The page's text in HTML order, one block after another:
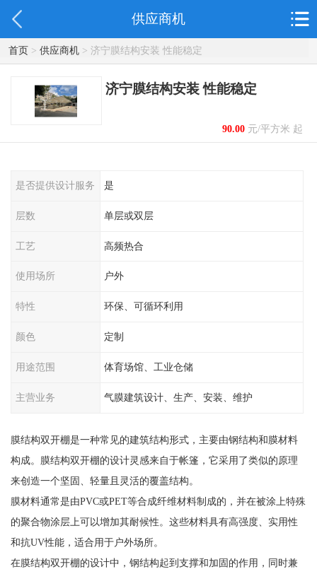
供应商机
首页> 供应商机> 济宁膜结构安装 性能稳定
济宁膜结构安装 性能稳定
90.00元/平方米 起
是否提供设计服务 是
层数 单层或双层
工艺 高频热合
使用场所 户外
特性 环保、可循环利用
颜色 定制
用途范围 体育场馆、工业仓储
主营业务 气膜建筑设计、生产、安装、维护
膜结构双开棚是一种常见的建筑结构形式，主要由钢结构和膜材料
构成。膜结构双开棚的设计灵感来自于帐篷，它采用了类似的原理
来创造一个坚固、轻量且灵活的覆盖结构。
膜材料通常是由PVC或PET等合成纤维材料制成的，并在被涂上特殊
的聚合物涂层上可以增加其耐候性。这些材料具有高强度、实用性
和抗UV性能，适合用于户外场所。
在膜结构双开棚的设计中，钢结构起到支撑和加固的作用，同时兼